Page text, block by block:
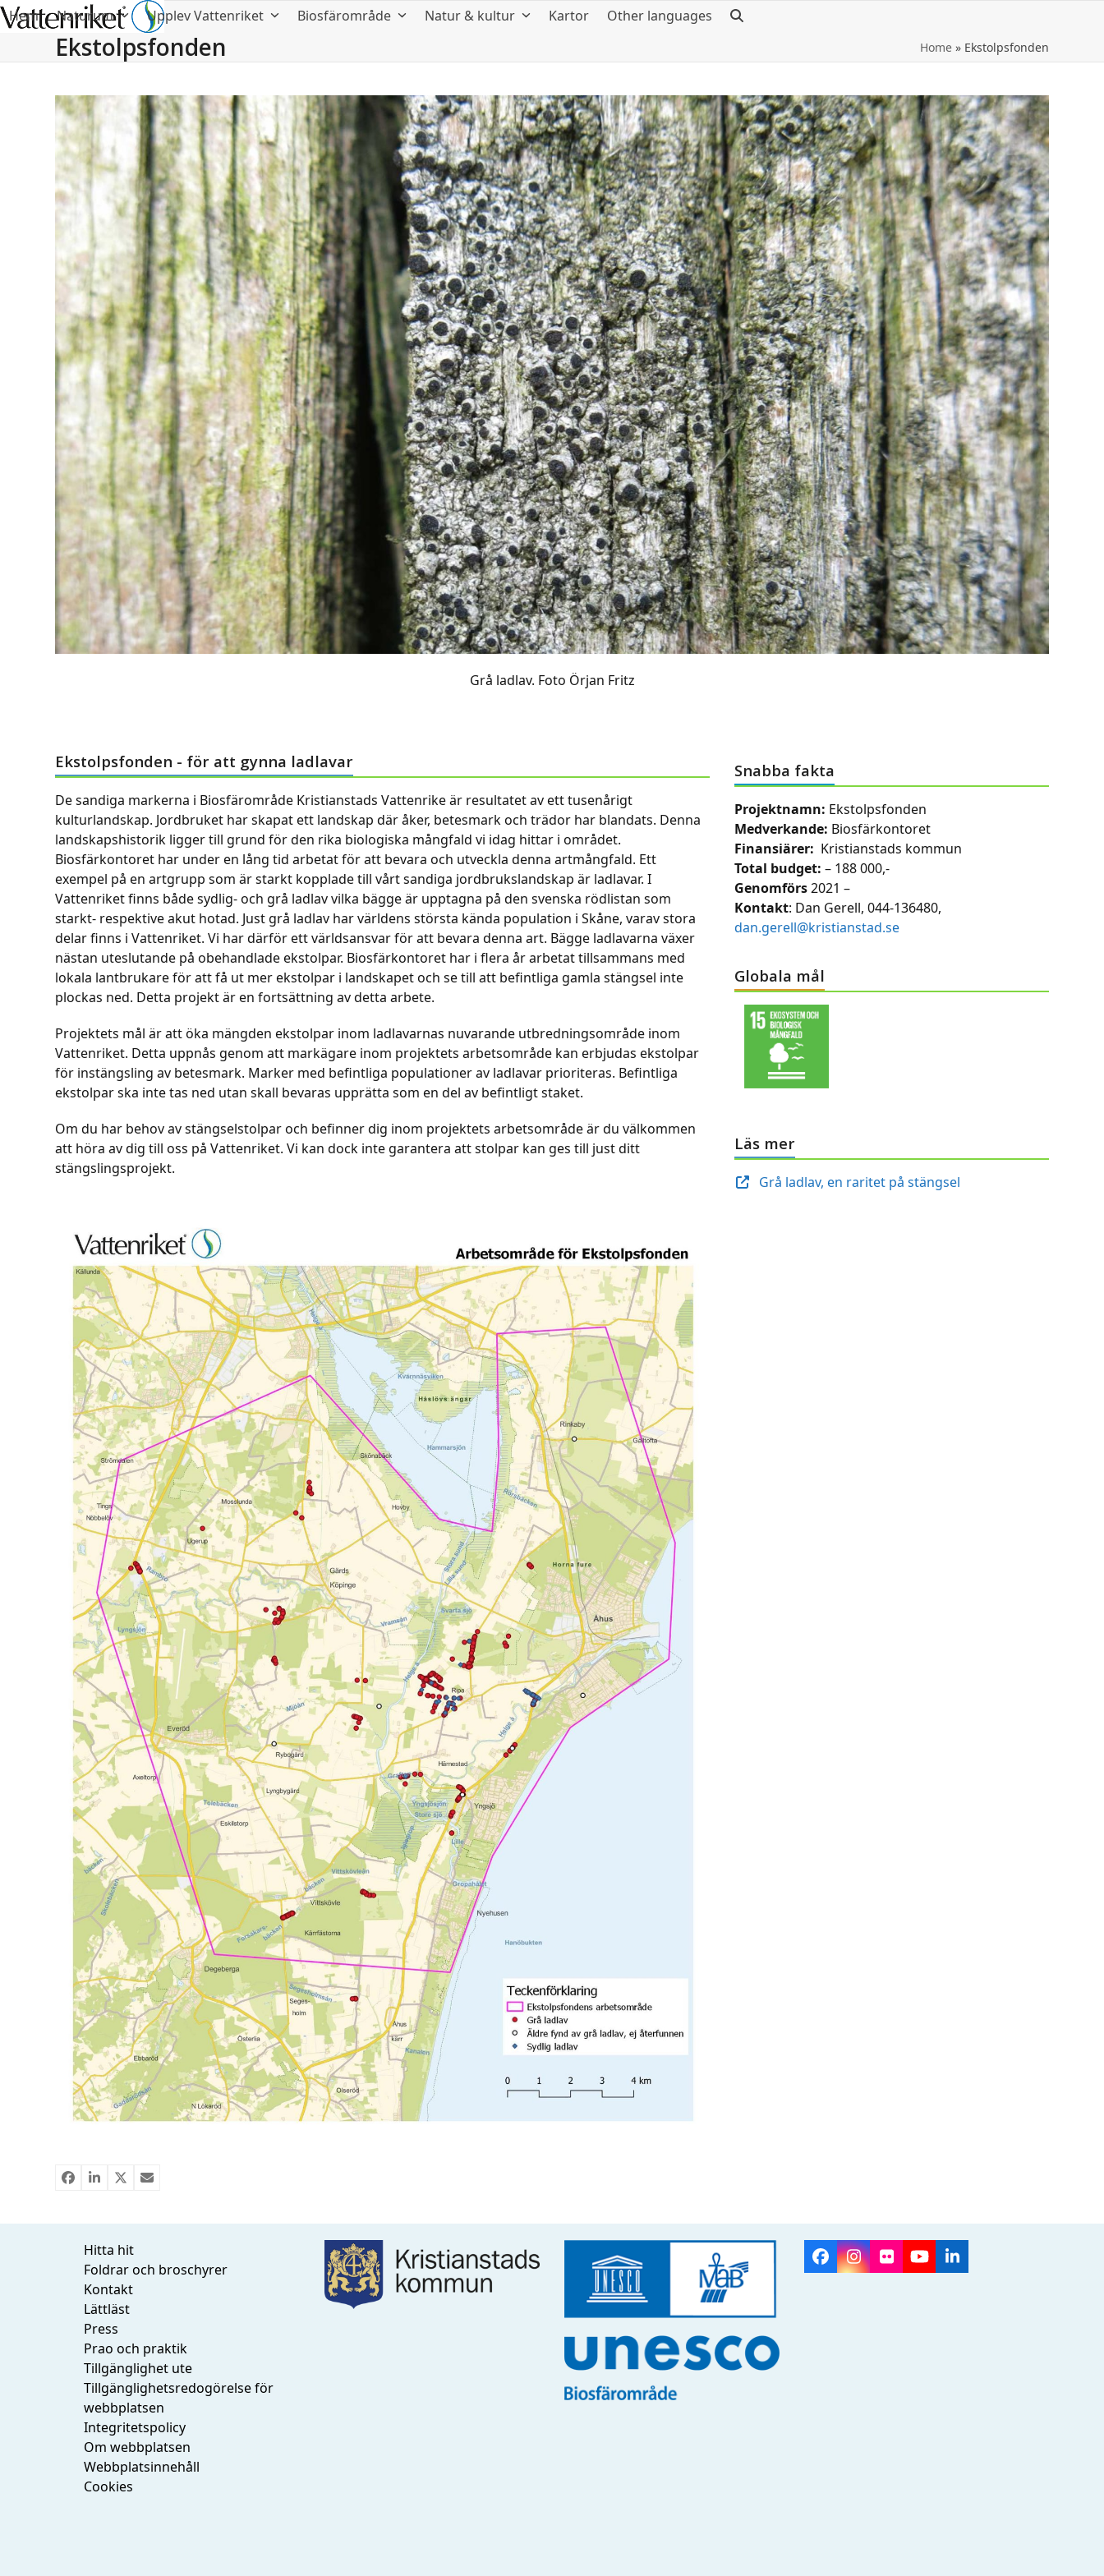
Hem Naturum Upplev Vattenriket Biosfärområde Natur & kultur Kartor Other languages
Ekstolpsfonden Home» Ekstolpsfonden
Grå ladlav. Foto Örjan Fritz
Ekstolpsfonden - för att gynna ladlavar
De sandiga markerna i Biosfärområde Kristianstads Vattenrike är resultatet av ett tusenårigt
kulturlandskap. Jordbruket har skapat ett landskap där åker, betesmark och trädor har blandats. Denna
landskapshistorik ligger till grund för den rika biologiska mångfald vi idag hittar i området.
Biosfärkontoret har under en lång tid arbetat för att bevara och utveckla denna artmångfald. Ett
exempel på en artgrupp som är starkt kopplade till vårt sandiga jordbrukslandskap är ladlavar. I
Vattenriket finns både sydlig- och grå ladlav vilka bägge är upptagna på den svenska rödlistan som
starkt- respektive akut hotad. Just grå ladlav har världens största kända population i Skåne, varav stora
delar finns i Vattenriket. Vi har därför ett världsansvar för att bevara denna art. Bägge ladlavarna växer
nästan uteslutande på obehandlade ekstolpar. Biosfärkontoret har i flera år arbetat tillsammans med
lokala lantbrukare för att få ut mer ekstolpar i landskapet och se till att befintliga gamla stängsel inte
plockas ned. Detta projekt är en fortsättning av detta arbete.
Projektets mål är att öka mängden ekstolpar inom ladlavarnas nuvarande utbredningsområde inom
Vattenriket. Detta uppnås genom att markägare inom projektets arbetsområde kan erbjudas ekstolpar
för instängsling av betesmark. Marker med befintliga populationer av ladlavar prioriteras. Befintliga
ekstolpar ska inte tas ned utan skall bevaras upprätta som en del av befintligt staket.
Om du har behov av stängselstolpar och befinner dig inom projektets arbetsområde är du välkommen
att höra av dig till oss på Vattenriket. Vi kan dock inte garantera att stolpar kan ges till just ditt
stängslingsprojekt.
Snabba fakta
Projektnamn: Ekstolpsfonden
Medverkande: Biosfärkontoret
Finansiärer: Kristianstads kommun
Total budget: – 188 000,-
Genomförs2021 –
Kontakt: Dan Gerell, 044-136480,
dan.gerell@kristianstad.se
Globala mål
Läs mer
Grå ladlav, en raritet på stängsel
Hitta hit
Foldrar och broschyrer
Kontakt
Lättläst
Press
Prao och praktik
Tillgänglighet ute
Tillgänglighetsredogörelse för
webbplatsen
Integritetspolicy
Om webbplatsen
Webbplatsinnehåll
Cookies
Facebook
Instagram
FlickrYouTubeLinkedIn